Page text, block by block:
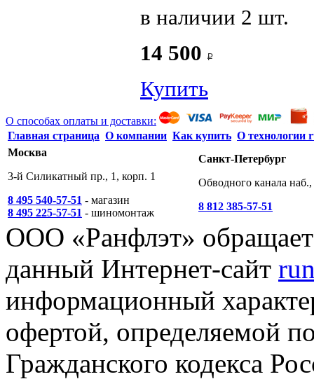
в наличии 2 шт.
14 500
Купить
О способах оплаты и доставки:
Главная страница О компании Как купить О технологии
Москва
3-й Силикатный пр., 1, корп. 1
8 495 540-57-51 - магазин
8 495 225-57-51 - шиномонтаж
Санкт-Петербург
Обводного канала
8 812 385-57-51
ООО «Ранфлэт»
данный Интернет-сайт
информационный
офертой, определяемой
Гражданского кодекса